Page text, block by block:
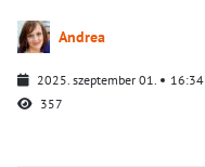
Andrea
2025. szeptember 01.
16:34
357